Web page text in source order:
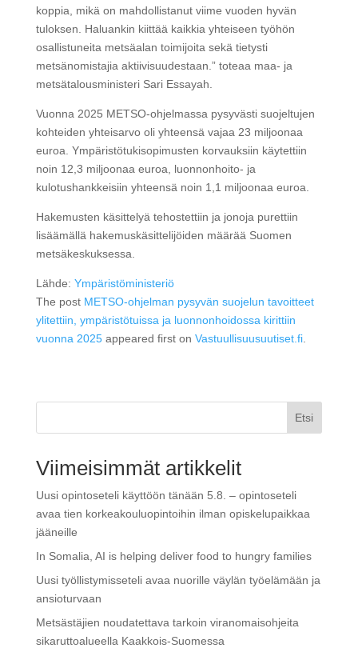
koppia, mikä on mahdollistanut viime vuoden hyvän
tuloksen. Haluankin kiittää kaikkia yhteiseen työhön
osallistuneita metsäalan toimijoita sekä tietysti
metsänomistajia aktiivisuudestaan.” toteaa maa- ja
metsätalousministeri Sari Essayah.
Vuonna 2025 METSO-ohjelmassa pysyvästi suojeltujen
kohteiden yhteisarvo oli yhteensä vajaa 23 miljoonaa
euroa. Ympäristötukisopimusten korvauksiin käytettiin
noin 12,3 miljoonaa euroa, luonnonhoito- ja
kulotushankkeisiin yhteensä noin 1,1 miljoonaa euroa.
Hakemusten käsittelyä tehostettiin ja jonoja purettiin
lisäämällä hakemuskäsittelijöiden määrää Suomen
metsäkeskuksessa.
Lähde: Ympäristöministeriö
The post METSO-ohjelman pysyvän suojelun tavoitteet
ylitettiin, ympäristötuissa ja luonnonhoidossa kirittiin
vuonna 2025appeared first on Vastuullisuusuutiset.fi.
Etsi
Viimeisimmät artikkelit
Uusi opintoseteli käyttöön tänään 5.8. – opintoseteli
avaa tien korkeakouluopintoihin ilman opiskelupaikkaa
jääneille
In Somalia, AI is helping deliver food to hungry families
Uusi työllistymisseteli avaa nuorille väylän työelämään ja
ansioturvaan
Metsästäjien noudatettava tarkoin viranomaisohjeita
sikaruttoalueella Kaakkois-Suomessa